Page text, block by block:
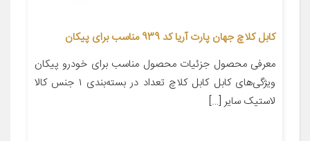
کابل کلاچ جهان پارت آریا کد 939 مناسب برای پیکان
معرفی محصول جزئیات محصول مناسب برای خودرو پیکان
ویژگی‌های کابل کابل کلاچ تعداد در بسته‌بندی ۱ جنس کالا
لاستیک سایر […]